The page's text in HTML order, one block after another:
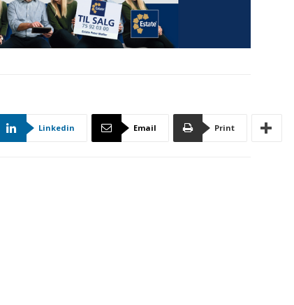
Linkedin Email Print